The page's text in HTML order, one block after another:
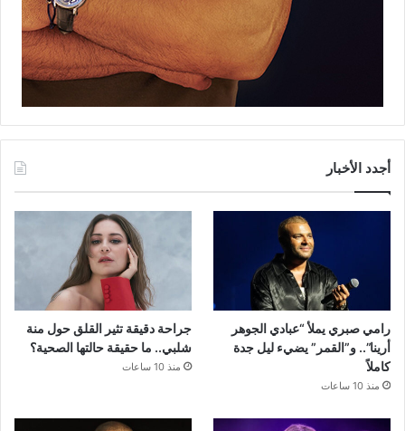
أجدد الأخبار
رامي صبري يملأ “عبادي الجوهر
أرينا”.. و”القمر” يضيء ليل جدة
كاملاً
منذ 10 ساعات
جراحة دقيقة تثير القلق حول منة
شلبي.. ما حقيقة حالتها الصحية؟
منذ 10 ساعات